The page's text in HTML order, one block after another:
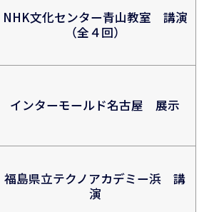
NHK文化センター青山教室 講演
（全４回）
インターモールド名古屋 展示
福島県立テクノアカデミー浜 講
演